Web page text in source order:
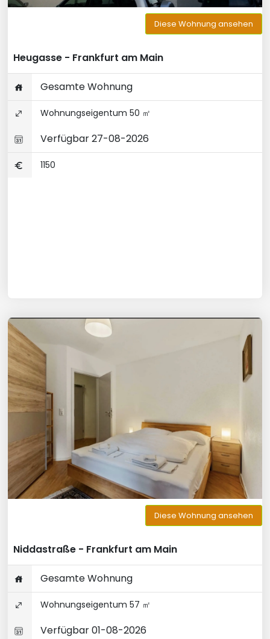
Diese Wohnung ansehen
Heugasse - Frankfurt am Main
Gesamte Wohnung
Wohnungseigentum 50 ㎡
Verfügbar 27-08-2026
1150
Diese Wohnung ansehen
Niddastraße - Frankfurt am Main
Gesamte Wohnung
Wohnungseigentum 57 ㎡
Verfügbar 01-08-2026